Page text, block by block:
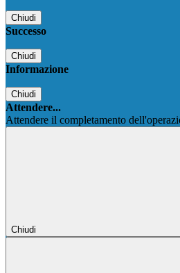
Chiudi
Successo
Chiudi
Informazione
Chiudi
Attendere...
Attendere il completamento
Chiudi